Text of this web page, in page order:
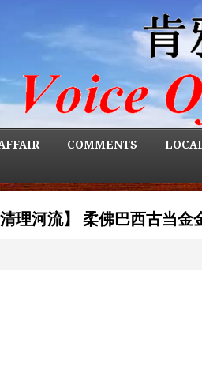
COMMENTS
理河流】 柔佛巴西古当